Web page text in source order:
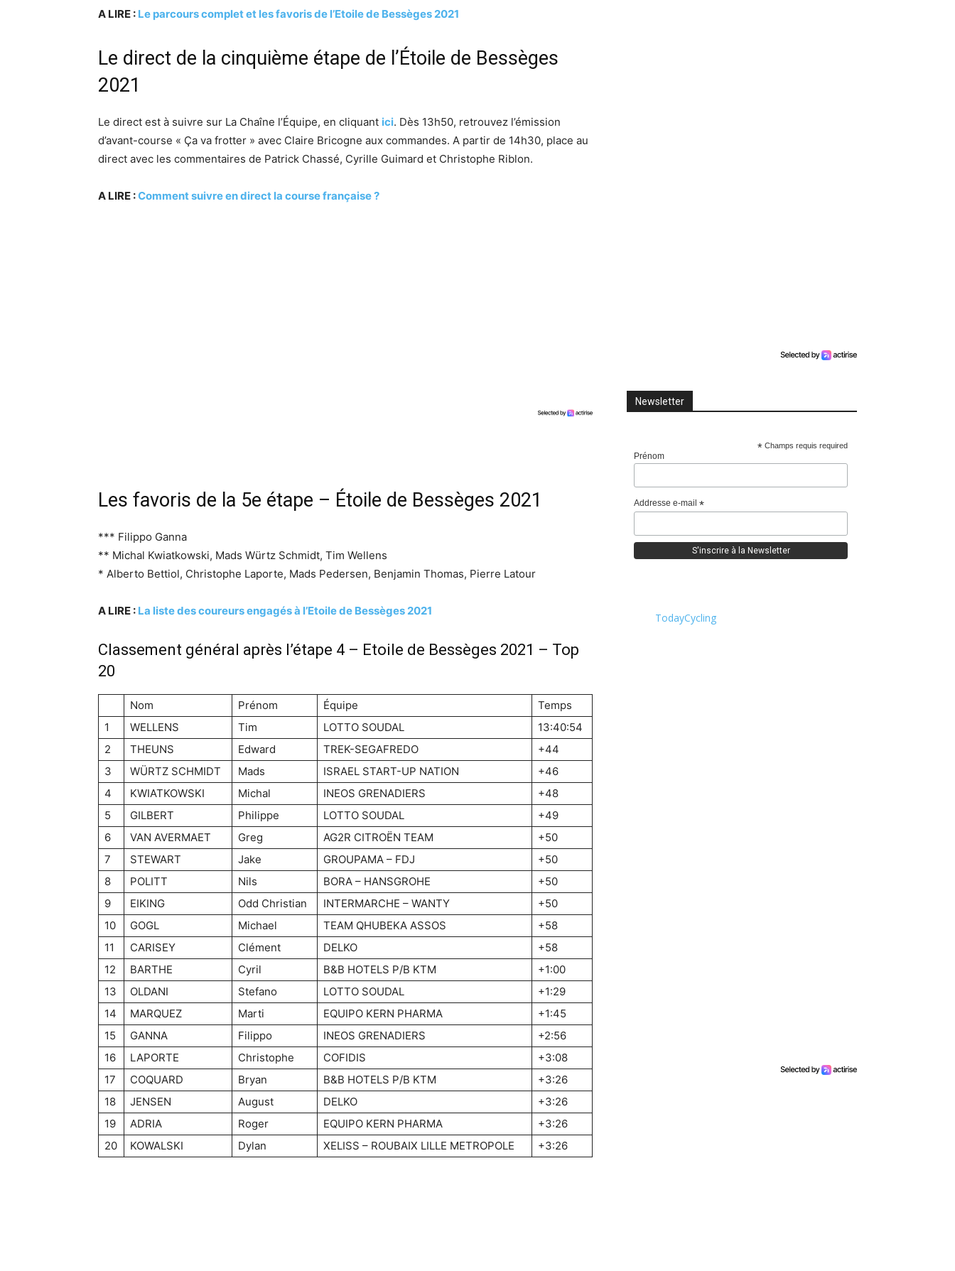
A LIRE : Le parcours complet et les favoris de l’Etoile de Bessèges 2021
Le direct de la cinquième étape de l’Étoile de Bessèges
2021
Le direct est à suivre sur La Chaîne l’Équipe, en cliquant ici. Dès 13h50, retrouvez l’émission
d’avant-course « Ça va frotter » avec Claire Bricogne aux commandes. A partir de 14h30, place au
direct avec les commentaires de Patrick Chassé, Cyrille Guimard et Christophe Riblon.
A LIRE :Comment suivre en direct la course française ?
Les favoris de la 5e étape – Étoile de Bessèges 2021
*** Filippo Ganna
** Michal Kwiatkowski, Mads Würtz Schmidt, Tim Wellens
* Alberto Bettiol, Christophe Laporte, Mads Pedersen, Benjamin Thomas, Pierre Latour
A LIRE : La liste des coureurs engagés à l’Etoile de Bessèges 2021
Classement général après l’étape 4 – Etoile de Bessèges 2021 – Top
20
Nom Prénom Équipe
Temps
1
WELLENS Tim LOTTO SOUDAL
13:40:54
2
THEUNS Edward TREK-SEGAFREDO
+44
3
WÜRTZ SCHMIDT Mads ISRAEL START-UP NATION
+46
4
KWIATKOWSKI Michal INEOS GRENADIERS
+48
5
GILBERT Philippe LOTTO SOUDAL
+49
6
VAN AVERMAET Greg AG2R CITROËN TEAM
+50
7
STEWART Jake GROUPAMA – FDJ
+50
8
POLITT Nils BORA – HANSGROHE
+50
9
EIKING Odd Christian INTERMARCHE – WANTY
+50
10
GOGL Michael TEAM QHUBEKA ASSOS
+58
11
CARISEY Clément DELKO
+58
12
BARTHE Cyril B&B HOTELS P/B KTM
+1:00
13
OLDANI Stefano LOTTO SOUDAL
+1:29
14
MARQUEZ Marti EQUIPO KERN PHARMA
+1:45
15
GANNA Filippo INEOS GRENADIERS
+2:56
16
LAPORTE Christophe COFIDIS
+3:08
17
COQUARD Bryan B&B HOTELS P/B KTM
+3:26
18
JENSEN August DELKO
+3:26
19
ADRIA Roger EQUIPO KERN PHARMA
+3:26
20
KOWALSKI Dylan XELISS – ROUBAIX LILLE METROPOLE +3:26
Newsletter
* Champs requis required
Prénom
Addresse e-mail *
TodayCycling